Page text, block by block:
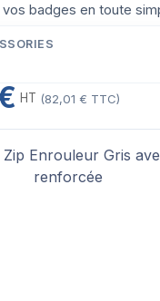
badges en toute
HT (82,01 € TTC)